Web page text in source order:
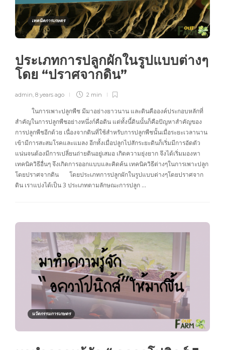
เทคนิคการเกษตร
ประเภทการปลูกผักในรูปแบบต่างๆ
โดย “ปราศจากดิน”
admin, 8 years ago 2 min
ในการเพาะปลูกพืช มีมาอย่างยาวนาน และดินคือองค์ประกอบหลักที่
สำคัญในการปลูกพืชอย่างหนึ่งก์คือดิน แต่ทั้งนี้ดินนั้นก็คือปัญหาสำคัญของ
การปลูกพืชอีกด้วย เนื่องจากดินที่ใช้สำหรับการปลูกพืชนั้นเมื่อระยะเวลานาน
เข้ามีการสะสมโรคและแมลง อีกทั้งเมื่อปลูกไปสักระยะดินก็เริ่มมีการอัดตัว
แน่นจนต้องมีการเปลี่ยนถ่ายดินอยู่เสมอ เกิดความยุ่งยาก จึงได้เริ่มมองหา
เทคนิควิธีอื่นๆ จึงเกิดการออกแบบและคิดค้น เทคนิควิธีต่างๆในการเพาะปลูก
โดยปราศจากดิน โดยประเภทการปลูกผักในรูปแบบต่างๆโดยปราศจาก
ดิน เราแบ่งได้เป็น 3 ประเภทตามลักษณะการปลูก …
นวัตกรรมการเกษตร